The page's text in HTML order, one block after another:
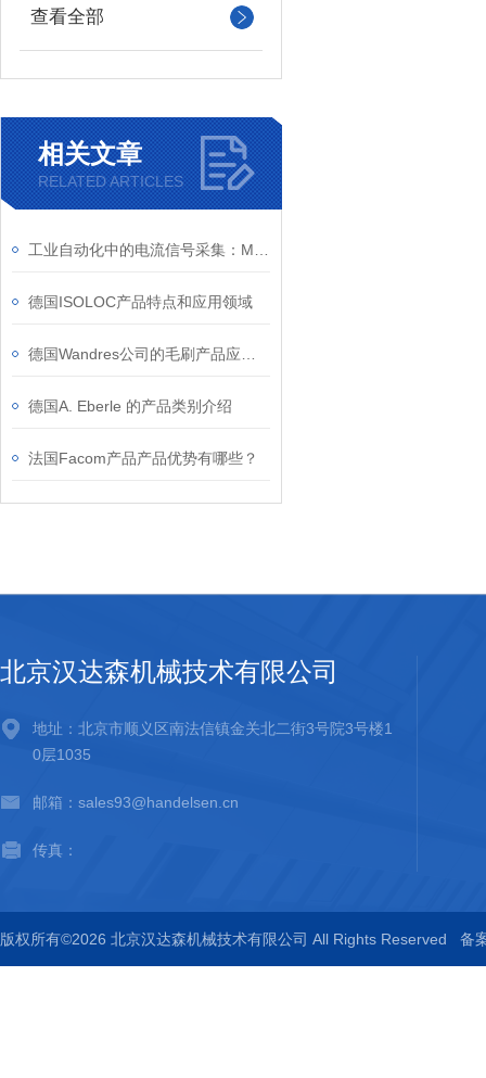
查看全部
相关文章
RELATED ARTICLES
德国ISOLOC产品特点和应用领域
德国A. Eberle 的产品类别介绍
法国Facom产品产品优势有哪些？
北京汉达森机械技术有限公司
地址：北京市顺义区南法信镇金关北二街3号院3号楼1
0层1035
邮箱：sales93@handelsen.cn
传真：
版权所有©2026 北京汉达森机械技术有限公司 All Rights Reserved 备